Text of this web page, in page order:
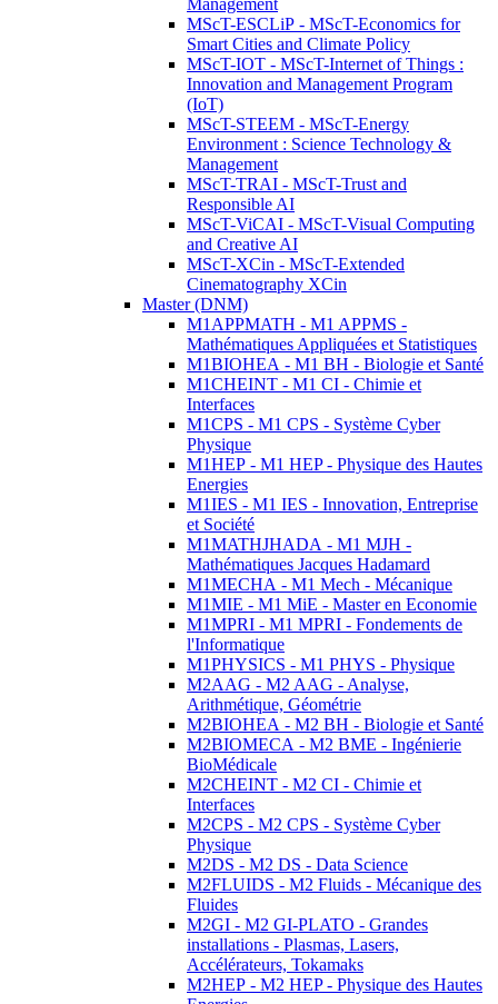
Management
MScT-ESCLiP - MScT-Economics for
Smart Cities and Climate Policy
MScT-IOT - MScT-Internet of Things :
Innovation and Management Program
(IoT)
MScT-STEEM - MScT-Energy
Environment : Science Technology &
Management
MScT-TRAI - MScT-Trust and
Responsible AI
MScT-ViCAI - MScT-Visual Computing
and Creative AI
MScT-XCin - MScT-Extended
Cinematography XCin
Master (DNM)
M1APPMATH - M1 APPMS -
Mathématiques Appliquées et Statistiques
M1BIOHEA - M1 BH - Biologie et Santé
M1CHEINT - M1 CI - Chimie et
Interfaces
M1CPS - M1 CPS - Système Cyber
Physique
M1HEP - M1 HEP - Physique des Hautes
Energies
M1IES - M1 IES - Innovation, Entreprise
et Société
M1MATHJHADA - M1 MJH -
Mathématiques Jacques Hadamard
M1MECHA - M1 Mech - Mécanique
M1MIE - M1 MiE - Master en Economie
M1MPRI - M1 MPRI - Fondements de
l'Informatique
M1PHYSICS - M1 PHYS - Physique
M2AAG - M2 AAG - Analyse,
Arithmétique, Géométrie
M2BIOHEA - M2 BH - Biologie et Santé
M2BIOMECA - M2 BME - Ingénierie
BioMédicale
M2CHEINT - M2 CI - Chimie et
Interfaces
M2CPS - M2 CPS - Système Cyber
Physique
M2DS - M2 DS - Data Science
M2FLUIDS - M2 Fluids - Mécanique des
Fluides
M2GI - M2 GI-PLATO - Grandes
installations - Plasmas, Lasers,
Accélérateurs, Tokamaks
M2HEP - M2 HEP - Physique des Hautes